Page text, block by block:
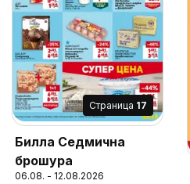
Cтраница 17
Билла Седмична
брошура
06.08. - 12.08.2026